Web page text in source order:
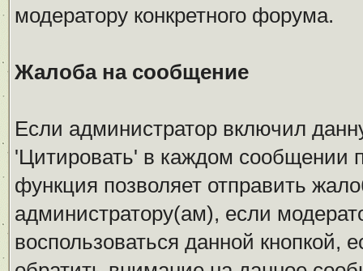
модератору конкретного форума.
Жалоба на сообщение
Если администратор включил
'Цитировать' в каждом сообщении
функция позволяет отправить
администратору(ам), если
воспользоваться данной